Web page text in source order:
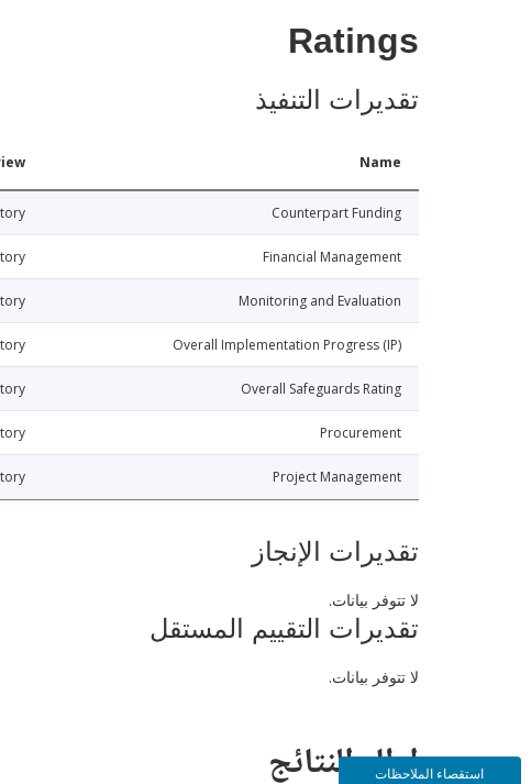
Ratings
تقديرات التنفيذ
Name
Counterpart Funding
Financial Management
Monitoring and Evaluation
Overall Implementation Progress (IP)
Overall Safeguards Rating
Procurement
Project Management
تقديرات الإنجاز
لا تتوفر بيانات.
تقديرات التقييم المستقل
لا تتوفر بيانات.
إطار النتائجاستقصاء الملاحظات